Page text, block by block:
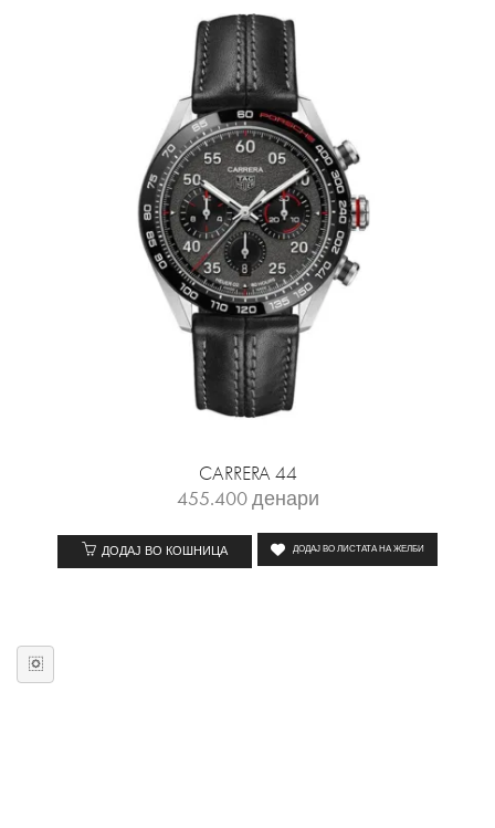
CARRERA 44
455.400денари
ДОДАЈ ВО КОШНИЦА ДОДАЈ ВО ЛИСТАТА НА ЖЕЛБИ